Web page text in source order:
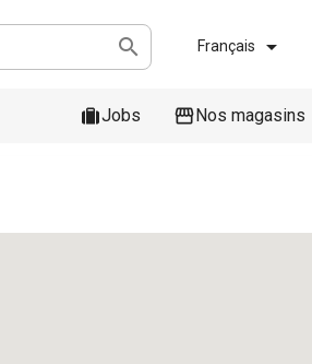
 Français 
Jobs Nos magasins